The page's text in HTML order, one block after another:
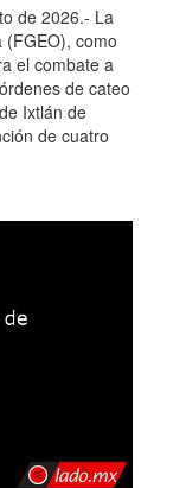
de 2026.- La
(FGEO), como
el combate a
de cateo
Ixtlán de
de cuatro